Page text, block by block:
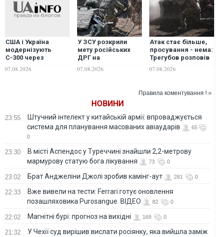
США і Україна
модернізують
С-300 через
дефіцит ракет
Patriot, - ЗМІ
07.08.2026
У ЗСУ розкрили
мету російських
ДРГ на
Вовчанському
напрямку
07.08.2026
Атак стає більше,
просування - нема:
Трегубов розповів
про ситуацію на
Лиманському
07.08.2026
Правила коментування ! »
НОВИНИ
23:55
Штучний інтелект у китайській армії: впроваджується
система для планування масованих авіаударів
65
0
23:30
В місті Аспендос у Туреччині знайшли 2,2-метрову
мармурову статую бога лікування
73 0
23:02 Брат Анджеліни Джолі зробив камінг-аут 281 0
22:33
Вже вивели на тести: Ferrari готує оновлення
позашляховика Purosangue. ВІДЕО
82 0
22:02 Магнітні бурі: прогноз на вихідні 169 0
21:32
У Чехії суд вирішив вислати росіянку, яка вийшла заміж